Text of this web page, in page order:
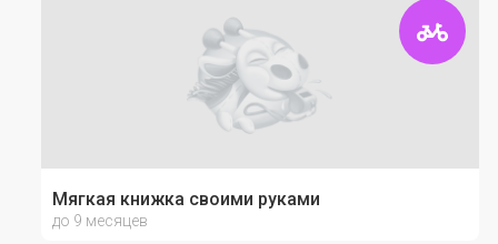
Мягкая книжка своими руками
до 9 месяцев